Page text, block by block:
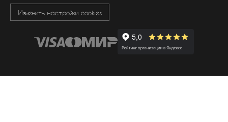
Изменить настройки cookies